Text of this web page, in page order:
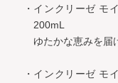
・インクリーゼ モ
200mL
ゆたかな恵みを届
・インクリーゼ モ